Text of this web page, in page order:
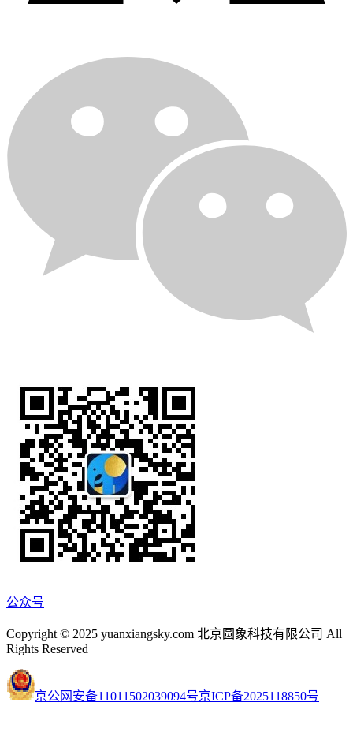
公众号
Copyright © 2025 yuanxiangsky.com 北京圆象科技有限公司 All
Rights Reserved
京公网安备11011502039094号京ICP备2025118850号